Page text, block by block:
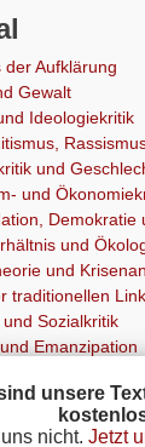
der Aufklärung
Gewalt
Ideologiekritik
und
und
Demokratie
und
und
traditionellen
Sozialkritik
Emanzipation
unsere
nicht. Jetzt